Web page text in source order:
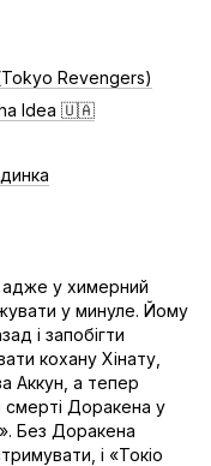
Revengers)
Idea 🇺🇦
адже у химерний
у минуле. Йому
і запобігти
кохану Хінату,
Аккун, а тепер
смерті Доракена у
Без Доракена
і «Токіо